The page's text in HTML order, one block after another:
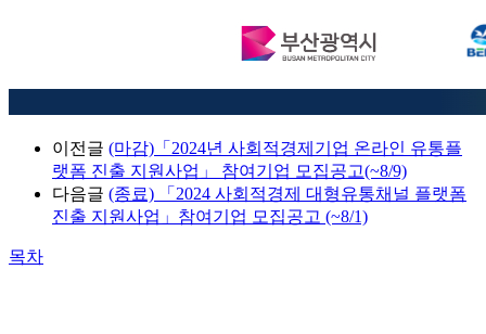
이전글 (마감)「2024년 사회적경제기업 온라인 유통플
랫폼 진출 지원사업」 참여기업 모집공고(~8/9)
다음글 (종료) 「2024 사회적경제 대형유통채널 플랫폼
진출 지원사업」참여기업 모집공고 (~8/1)
목차